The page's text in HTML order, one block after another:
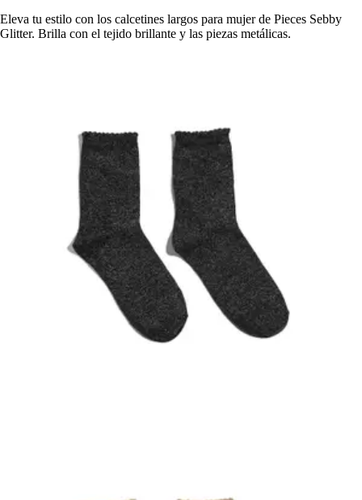
Eleva tu estilo con los calcetines largos para mujer de Pieces Sebby
Glitter. Brilla con el tejido brillante y las piezas metálicas.